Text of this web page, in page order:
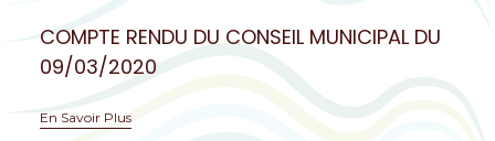
COMPTE RENDU DU CONSEIL MUNICIPAL DU
09/03/2020
En Savoir Plus